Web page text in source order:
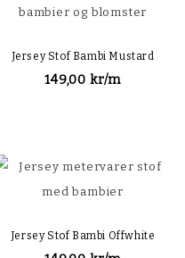
Jersey Stof Bambi Mustard
149,00 kr/m
Jersey Stof Bambi Offwhite